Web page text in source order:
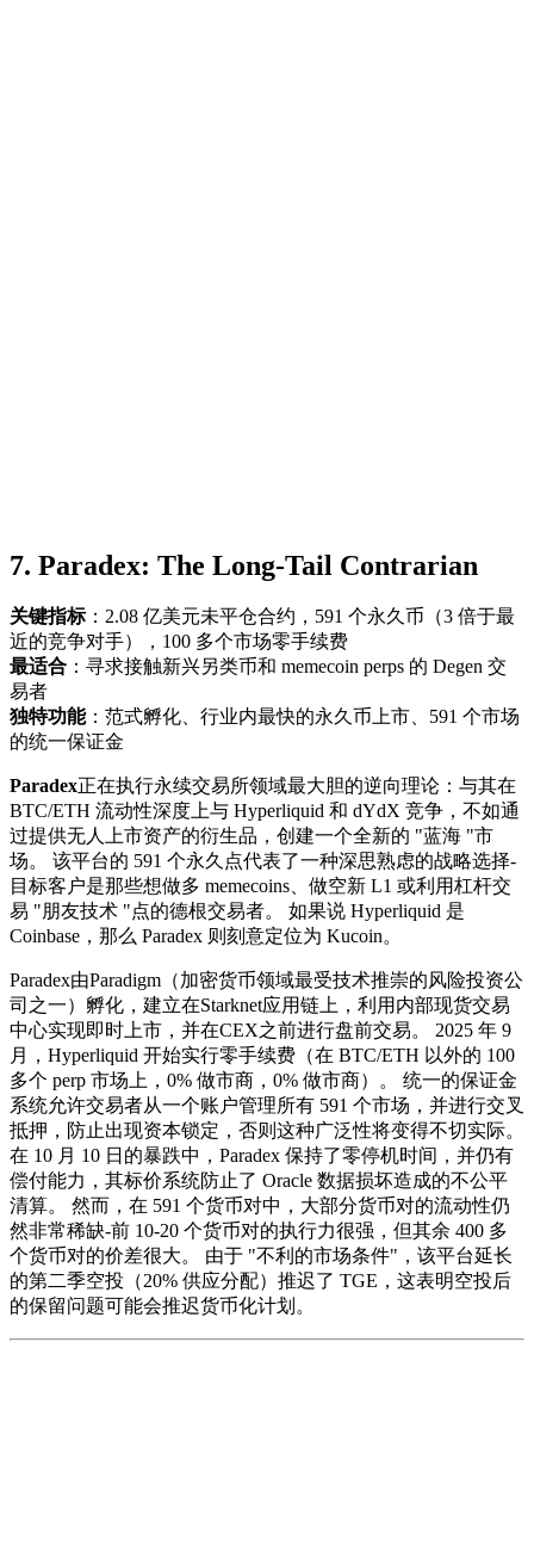
7. Paradex: The Long-Tail Contrarian
关键指标：2.08 亿美元未平仓合约，591 个永久币（3 倍于最
近的竞争对手），100 多个市场零手续费
最适合 ：寻求接触新兴另类币和 memecoin perps 的 Degen 交
易者
独特功能：范式孵化、行业内最快的永久币上市、591 个市场
的统一保证金
Paradex正在执行永续交易所领域最大胆的逆向理论：与其在
BTC/ETH 流动性深度上与 Hyperliquid 和 dYdX 竞争，不如通
过提供无人上市资产的衍生品，创建一个全新的 "蓝海 "市
场。 该平台的 591 个永久点代表了一种深思熟虑的战略选择-
目标客户是那些想做多 memecoins、做空新 L1 或利用杠杆交
易 "朋友技术 "点的德根交易者。 如果说 Hyperliquid 是
Coinbase，那么 Paradex 则刻意定位为 Kucoin。
Paradex由Paradigm（加密货币领域最受技术推崇的风险投资公
司之一）孵化，建立在Starknet应用链上，利用内部现货交易
中心实现即时上市，并在CEX之前进行盘前交易。 2025 年 9
月，Hyperliquid 开始实行零手续费（在 BTC/ETH 以外的 100
多个 perp 市场上，0% 做市商，0% 做市商）。 统一的保证金
系统允许交易者从一个账户管理所有 591 个市场，并进行交叉
抵押，防止出现资本锁定，否则这种广泛性将变得不切实际。
在 10 月 10 日的暴跌中，Paradex 保持了零停机时间，并仍有
偿付能力，其标价系统防止了 Oracle 数据损坏造成的不公平
清算。 然而，在 591 个货币对中，大部分货币对的流动性仍
然非常稀缺-前 10-20 个货币对的执行力很强，但其余 400 多
个货币对的价差很大。 由于 "不利的市场条件"，该平台延长
的第二季空投（20% 供应分配）推迟了 TGE，这表明空投后
的保留问题可能会推迟货币化计划。